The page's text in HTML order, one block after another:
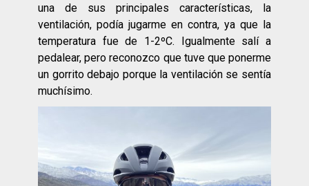
una de sus principales características, la
ventilación, podía jugarme en contra, ya que la
temperatura fue de 1-2ºC. Igualmente salí a
pedalear, pero reconozco que tuve que ponerme
un gorrito debajo porque la ventilación se sentía
muchísimo.